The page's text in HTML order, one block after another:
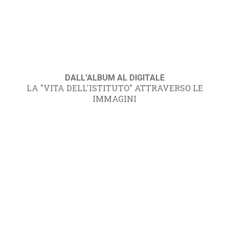
DALL'ALBUM AL DIGITALE
LA "VITA DELL'ISTITUTO" ATTRAVERSO LE
IMMAGINI